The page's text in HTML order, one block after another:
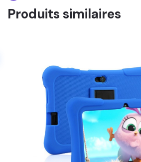
Produits similaires